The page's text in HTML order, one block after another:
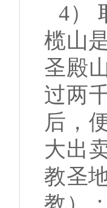
4）
榄山
圣殿
过两
后，
大出
教圣